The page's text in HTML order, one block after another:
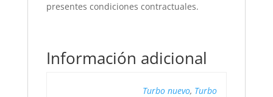
presentes condiciones contractuales.
Información adicional
Turbo nuevo, Turbo